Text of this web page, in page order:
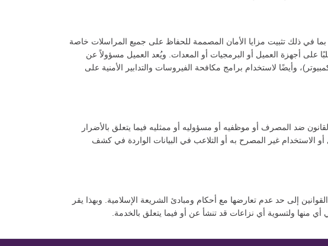
في ذلك تثبيت مزايا الأمان المصممة للحفاظ على جميع المراسلات خاصة
أجهزة العميل أو البرمجيات أو المعدات. ويُعد العميل مسؤولاً عن
وأيضًا لاستخدام برامج مكافحة الفيروسات والتدابير الأمنية على
ضد المصرف أو موظفيه أو مسؤوليه أو ممثليه فيما يتعلق بالأضرار
الاستخدام غير المصرح به أو التلاعب في البيانات الواردة في كشف
إلى حد عدم تعارضها مع أحكام ومبادئ الشريعة الإسلامية. وبهذا يقر
منها ولتسوية أي نزاعات قد تنشأ عن أو فيما يتعلق بالخدمة.